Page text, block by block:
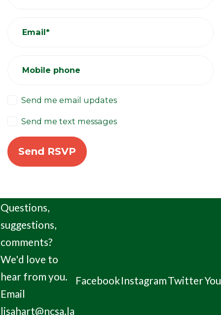
Email*
Mobile phone
Send me email updates
Send me text messages
Questions,
suggestions,
comments?
We'd love to
hear from you.
Email
lisahart@ncsa.la
FacebookInstagramTwitter